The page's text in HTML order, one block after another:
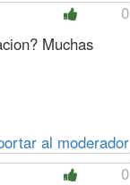
0
Muchas
al moderador
0